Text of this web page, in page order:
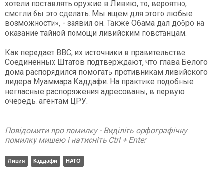
хотели поставлять оружие в Ливию, то, вероятно,
смогли бы это сделать. Мы ищем для этого любые
возможности», - заявил он. Также Обама дал добро на
оказание тайной помощи ливийским повстанцам.
Как передает BBC, их источники в правительстве
Соединенных Штатов подтверждают, что глава Белого
дома распорядился помогать противникам ливийского
лидера Муаммара Каддафи. На практике подобные
негласные распоряжения адресованы, в первую
очередь, агентам ЦРУ.
Повідомити про помилку - Виділіть орфографічну
помилку мишею і натисніть Ctrl + Enter
Ливия Каддафи НАТО